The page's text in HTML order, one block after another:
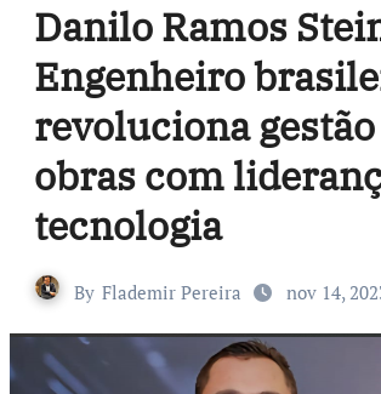
Danilo Ramos
Engenheiro
revoluciona
obras com
tecnologia
By Flademir Pereira nov 14,